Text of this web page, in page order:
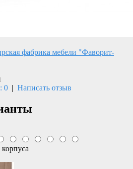
фабрика мебели "Фаворит-
0 | Написать отзыв